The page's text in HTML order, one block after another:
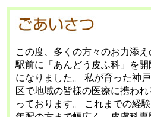
この度、多くの方々のお力添え
駅前に「あんどう皮ふ科」を
になりました。
私が育った神
区で地域の皆様の医療に携わ
っております。
これまでの経